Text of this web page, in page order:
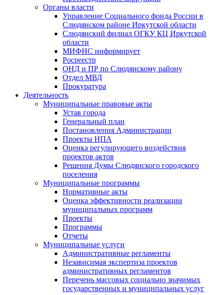
Органы власти
Управление Социального фонда России в
Слюдянском районе Иркутской области
Слюдянский филиал ОГКУ КЦ Иркутской
области
МИФНС информирует
Росреестр
ОНД и ПР по Слюдянскому району
Отдел МВД
Прокуратура
Деятельность
Муниципальные правовые акты
Устав города
Генеральный план
Постановления Администрации
Проекты НПА
Оценка регулирующего воздействия
проектов актов
Решения Думы Слюдянского городского
поселения
Муниципальные программы
Нормативные акты
Оценка эффективности реализации
муниципальных программ
Проекты
Программы
Отчеты
Муниципальные услуги
Административные регламенты
Независимая экспертиза проектов
административных регламентов
Перечень массовых социально значимых
государственных и муниципальных услуг